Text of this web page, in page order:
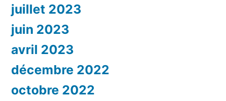
juillet 2023
juin 2023
avril 2023
décembre 2022
octobre 2022